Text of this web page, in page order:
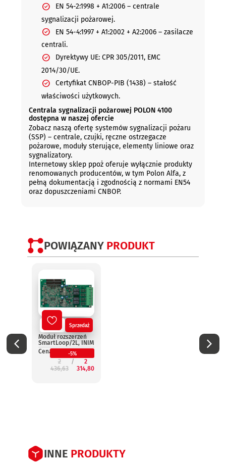
EN 54-2:1998 + A1:2006 – centrale
sygnalizacji pożarowej.
EN 54-4:1997 + A1:2002 + A2:2006 – zasilacze
centrali.
Dyrektywy UE: CPR 305/2011, EMC
2014/30/UE.
Certyfikat CNBOP-PIB (1438) – stałość
właściwości użytkowych.
Centrala sygnalizacji pożarowej POLON 4100
dostępna w naszej ofercie
Zobacz naszą ofertę systemów sygnalizacji pożaru
(SSP) – centrale, czujki, ręczne ostrzegacze
pożarowe, moduły sterujące, elementy liniowe oraz
sygnalizatory.
Internetowy sklep ppoż oferuje wyłącznie produkty
renomowanych producentów, w tym Polon Alfa, z
pełną dokumentacją i zgodnością z normami EN54
oraz dopuszczeniami CNBOP.
POWIĄZANY PRODUKT
Nowy Sprzedaż
Moduł rozszerzeń
SmartLoop/2L, INIM
Cena:
-5%
2
436,63
2
314,80
INNE PRODUKTY